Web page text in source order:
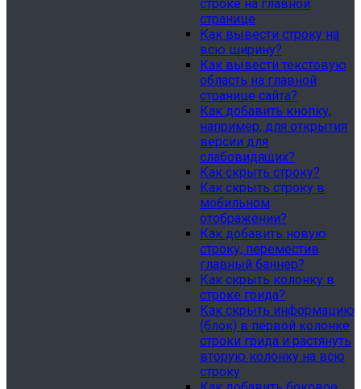
строке на главной
странице
Как вывести строку на
всю ширину?
Как вывести текстовую
область на главной
странице сайта?
Как добавить кнопку,
например, для открытия
версии для
слабовидящих?
Как скрыть строку?
Как скрыть строку в
мобильном
отображении?
Как добавить новую
строку, переместив
главный баннер?
Как скрыть колонку в
строке грида?
Как скрыть информацию
(блок) в первой колонке
строки грида и растянуть
вторую колонку на всю
строку